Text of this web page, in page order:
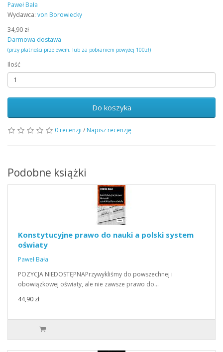
Paweł Bała
Wydawca: von Borowiecky
34,90 zł
Darmowa dostawa
(przy płatności przelewem, lub za pobraniem powyżej 100zł)
Ilość
Do koszyka
0 recenzji / Napisz recenzję
Podobne książki
Konstytucyjne prawo do nauki a polski system
oświaty
Paweł Bała
POZYCJA NIEDOSTĘPNAPrzywykliśmy do powszechnej i
obowiązkowej oświaty, ale nie zawsze prawo do…
44,90 zł